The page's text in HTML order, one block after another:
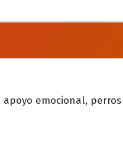
emocional,